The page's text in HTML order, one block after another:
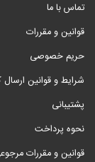
تماس با ما
قوانین و مقررات
حریم خصوصی
شرایط و قوانین ارسال
پشتیبانی
نحوه پرداخت
قوانین و مقررات